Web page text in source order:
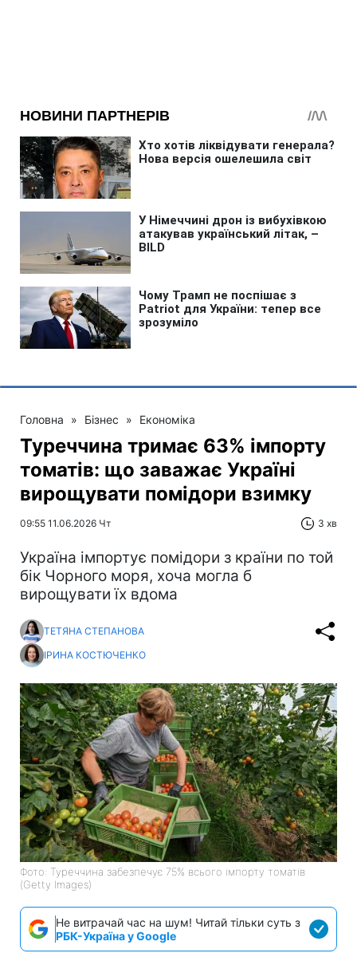
Головна » Бізнес » Економіка
Туреччина тримає 63% імпорту
томатів: що заважає Україні
вирощувати помідори взимку
09:55 11.06.2026 Чт 3 хв
Україна імпортує помідори з країни по той
бік Чорного моря, хоча могла б
вирощувати їх вдома
ТЕТЯНА СТЕПАНОВА
ІРИНА КОСТЮЧЕНКО
Фото: Туреччина забезпечує 75% всього імпорту томатів
(Getty Images)
Не витрачай час на шум! Читай тільки суть з
РБК-Україна у Google